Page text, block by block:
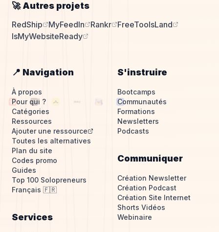
🚀 Autres projets
RedShip MyFeedIn Rankr
FreeToolsLand
IsMyWebsiteReady
📍 Navigation
À propos
Pour qui ?
Catégories
Ressources
Ajouter une ressource
Toutes les alternatives
Plan du site
Codes promo
Guides
Top 100 Solopreneurs
Français 🇫🇷
Services
S'instruire
Bootcamps
Communautés
Formations
Newsletters
Podcasts
Communiquer
Création Newsletter
Création Podcast
Création Site Internet
Shorts Vidéos
Webinaire